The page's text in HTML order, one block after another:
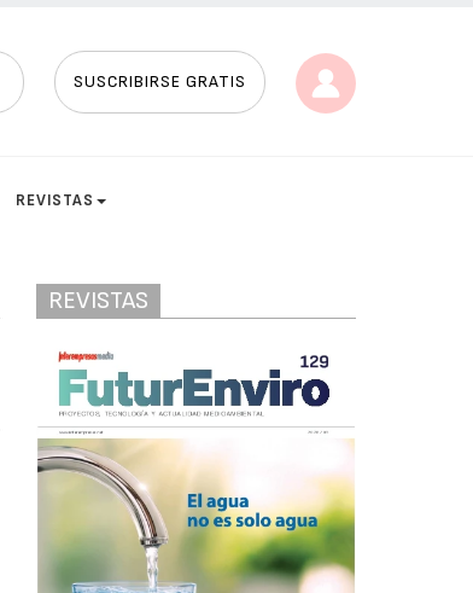
SUSCRIBIRSE GRATIS
REVISTAS
REVISTAS